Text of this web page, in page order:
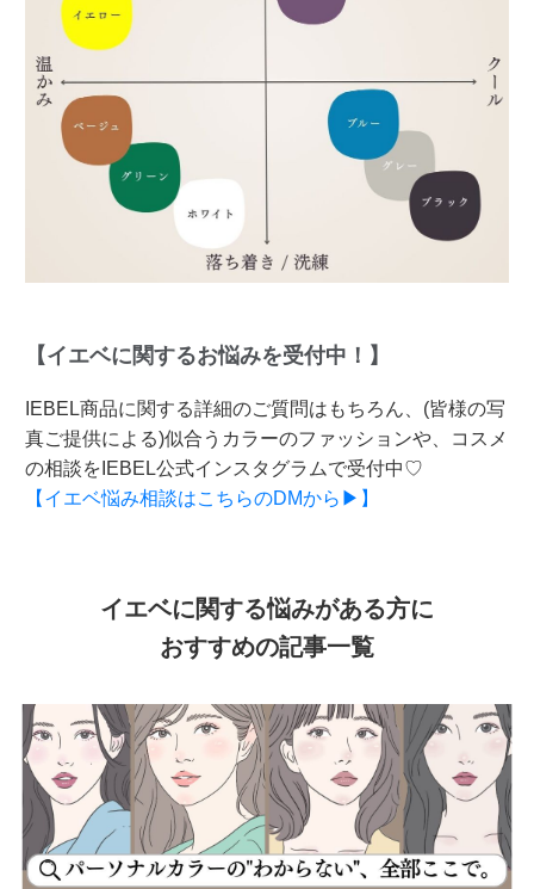
【イエベに関するお悩みを受付中！】
IEBEL商品に関する詳細のご質問はもちろん、(皆様の写
真ご提供による)似合うカラーのファッションや、コスメ
の相談をIEBEL公式インスタグラムで受付中♡
【イエベ悩み相談はこちらのDMから▶】
イエベに関する悩みがある方に
おすすめの記事一覧